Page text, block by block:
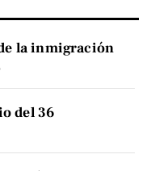
la inmigración
del 36